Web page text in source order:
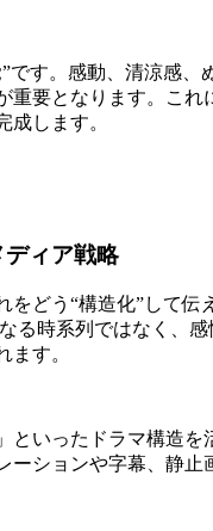
です。感動、清涼感
重要となります。こ
成します。
ィア戦略
をどう“構造化”して
る時系列ではなく、
ます。
いったドラマ構造を
ーションや字幕、静